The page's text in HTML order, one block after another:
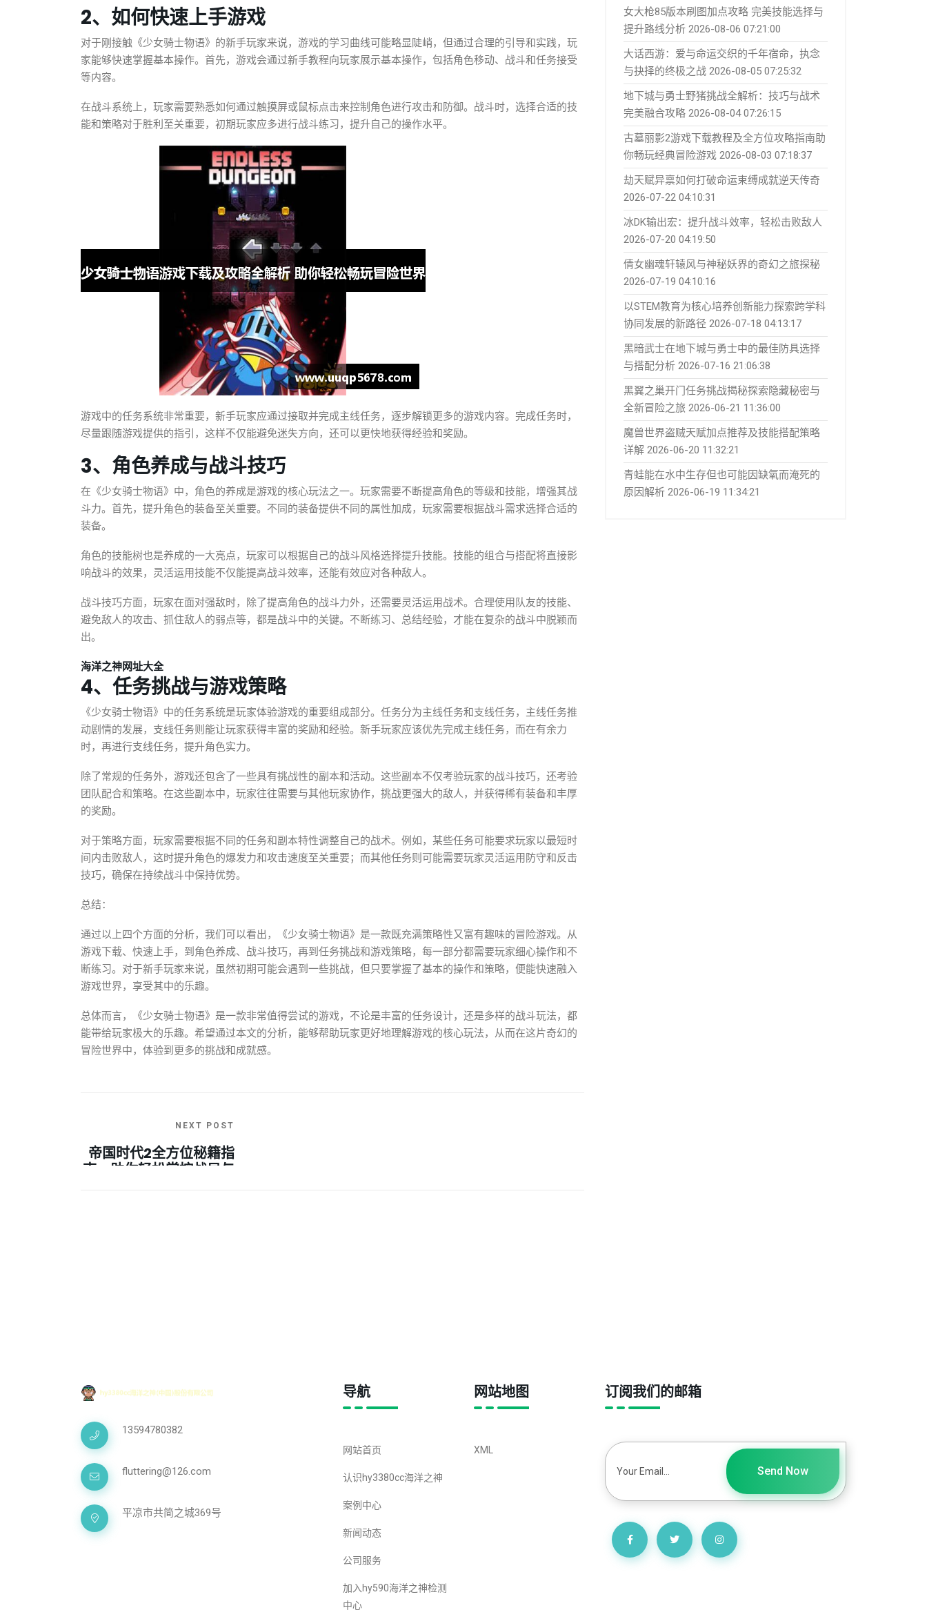
2、如何快速上手游戏
对于刚接触《少女骑士物语》的新手玩家来说，游戏的学习曲线可能略显陡峭，但通过合理的引导和实践，玩
家能够快速掌握基本操作。首先，游戏会通过新手教程向玩家展示基本操作，包括角色移动、战斗和任务接受
等内容。
在战斗系统上，玩家需要熟悉如何通过触摸屏或鼠标点击来控制角色进行攻击和防御。战斗时，选择合适的技
能和策略对于胜利至关重要，初期玩家应多进行战斗练习，提升自己的操作水平。
游戏中的任务系统非常重要，新手玩家应通过接取并完成主线任务，逐步解锁更多的游戏内容。完成任务时，
尽量跟随游戏提供的指引，这样不仅能避免迷失方向，还可以更快地获得经验和奖励。
3、角色养成与战斗技巧
在《少女骑士物语》中，角色的养成是游戏的核心玩法之一。玩家需要不断提高角色的等级和技能，增强其战
斗力。首先，提升角色的装备至关重要。不同的装备提供不同的属性加成，玩家需要根据战斗需求选择合适的
装备。
角色的技能树也是养成的一大亮点，玩家可以根据自己的战斗风格选择提升技能。技能的组合与搭配将直接影
响战斗的效果，灵活运用技能不仅能提高战斗效率，还能有效应对各种敌人。
战斗技巧方面，玩家在面对强敌时，除了提高角色的战斗力外，还需要灵活运用战术。合理使用队友的技能、
避免敌人的攻击、抓住敌人的弱点等，都是战斗中的关键。不断练习、总结经验，才能在复杂的战斗中脱颖而
出。
海洋之神网址大全
4、任务挑战与游戏策略
《少女骑士物语》中的任务系统是玩家体验游戏的重要组成部分。任务分为主线任务和支线任务，主线任务推
动剧情的发展，支线任务则能让玩家获得丰富的奖励和经验。新手玩家应该优先完成主线任务，而在有余力
时，再进行支线任务，提升角色实力。
除了常规的任务外，游戏还包含了一些具有挑战性的副本和活动。这些副本不仅考验玩家的战斗技巧，还考验
团队配合和策略。在这些副本中，玩家往往需要与其他玩家协作，挑战更强大的敌人，并获得稀有装备和丰厚
的奖励。
对于策略方面，玩家需要根据不同的任务和副本特性调整自己的战术。例如，某些任务可能要求玩家以最短时
间内击败敌人，这时提升角色的爆发力和攻击速度至关重要；而其他任务则可能需要玩家灵活运用防守和反击
技巧，确保在持续战斗中保持优势。
总结：
通过以上四个方面的分析，我们可以看出，《少女骑士物语》是一款既充满策略性又富有趣味的冒险游戏。从
游戏下载、快速上手，到角色养成、战斗技巧，再到任务挑战和游戏策略，每一部分都需要玩家细心操作和不
断练习。对于新手玩家来说，虽然初期可能会遇到一些挑战，但只要掌握了基本的操作和策略，便能快速融入
游戏世界，享受其中的乐趣。
总体而言，《少女骑士物语》是一款非常值得尝试的游戏，不论是丰富的任务设计，还是多样的战斗玩法，都
能带给玩家极大的乐趣。希望通过本文的分析，能够帮助玩家更好地理解游戏的核心玩法，从而在这片奇幻的
冒险世界中，体验到更多的挑战和成就感。
NEXT POST
帝国时代2全方位秘籍指
南，助你轻松掌控战局与
女大枪85版本刷图加点攻略 完美技能选择与
提升路线分析 2026-08-06 07:21:00
大话西游：爱与命运交织的千年宿命，执念
与抉择的终极之战 2026-08-05 07:25:32
地下城与勇士野猪挑战全解析：技巧与战术
完美融合攻略 2026-08-04 07:26:15
古墓丽影2游戏下载教程及全方位攻略指南助
你畅玩经典冒险游戏 2026-08-03 07:18:37
劫天赋异禀如何打破命运束缚成就逆天传奇
2026-07-22 04:10:31
冰DK输出宏：提升战斗效率，轻松击败敌人
2026-07-20 04:19:50
倩女幽魂轩辕风与神秘妖界的奇幻之旅探秘
2026-07-19 04:10:16
以STEM教育为核心培养创新能力探索跨学科
协同发展的新路径 2026-07-18 04:13:17
黑暗武士在地下城与勇士中的最佳防具选择
与搭配分析 2026-07-16 21:06:38
黑翼之巢开门任务挑战揭秘探索隐藏秘密与
全新冒险之旅 2026-06-21 11:36:00
魔兽世界盗贼天赋加点推荐及技能搭配策略
详解 2026-06-20 11:32:21
青蛙能在水中生存但也可能因缺氧而淹死的
原因解析 2026-06-19 11:34:21
13594780382
fluttering@126.com
平凉市共简之城369号
导航
网站首页
认识hy3380cc海洋之神
案例中心
新闻动态
公司服务
加入hy590海洋之神检测
中心
网站地图
XML
订阅我们的邮箱
Send Now